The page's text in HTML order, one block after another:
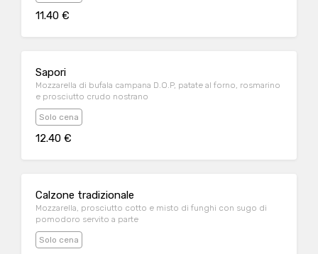
11.40 €
Sapori
Mozzarella di bufala campana D.O.P, patate al forno, rosmarino
e prosciutto crudo nostrano
Solo cena
12.40 €
Calzone tradizionale
Mozzarella, prosciutto cotto e misto di funghi con sugo di
pomodoro servito a parte
Solo cena